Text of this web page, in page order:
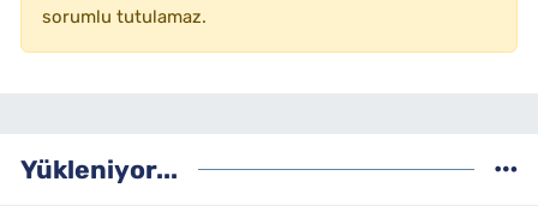
sorumlu tutulamaz.
Yükleniyor...